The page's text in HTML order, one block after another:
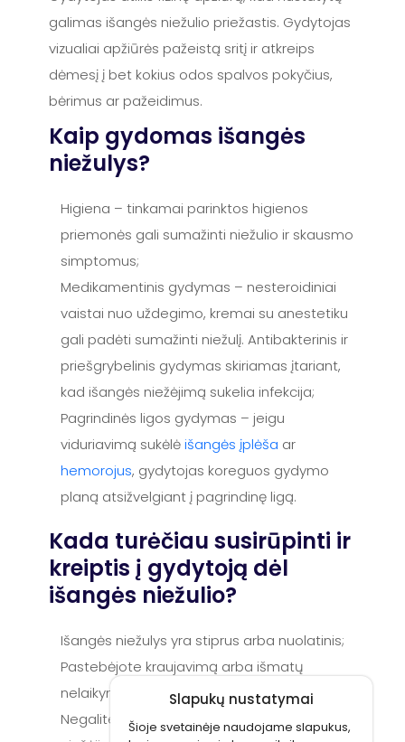
Slapukų nustatymai
Šioje svetainėje naudojame slapukus,
galimas išangės niežulio priežastis. Gydytojas
vizualiai apžiūrės pažeistą sritį ir atkreips
dėmesį į bet kokius odos spalvos pokyčius,
bėrimus ar pažeidimus.
Kaip gydomas išangės
niežulys?
Higiena – tinkamai parinktos higienos
priemonės gali sumažinti niežulio ir skausmo
simptomus;
Medikamentinis gydymas – nesteroidiniai
vaistai nuo uždegimo, kremai su anestetiku
gali padėti sumažinti niežulį. Antibakterinis ir
priešgrybelinis gydymas skiriamas įtariant,
kad išangės niežėjimą sukelia infekcija;
Pagrindinės ligos gydymas – jeigu
viduriavimą sukėlėišangės įplėša ar
hemorojus, gydytojas koreguos gydymo
planą atsižvelgiant į pagrindinę ligą.
Kada turėčiau susirūpinti ir
kreiptis į gydytoją dėl
išangės niežulio?
Išangės niežulys yra stiprus arba nuolatinis;
Pastebėjote kraujavimą arba išmatų
nelaikymą;
Negalite suprasti, kas sukelia nuolatinį